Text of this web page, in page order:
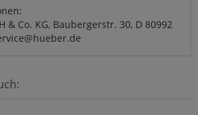
& Co. KG, Baubergerstr. 30, D 80992